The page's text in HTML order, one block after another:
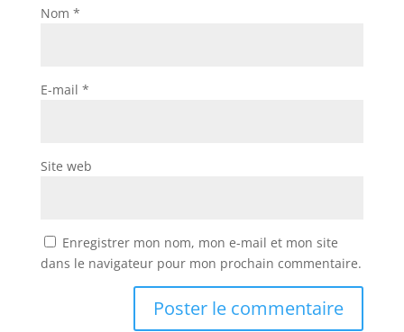
Nom *
E-mail *
Site web
Enregistrer mon nom, mon e-mail et mon site
dans le navigateur pour mon prochain commentaire.